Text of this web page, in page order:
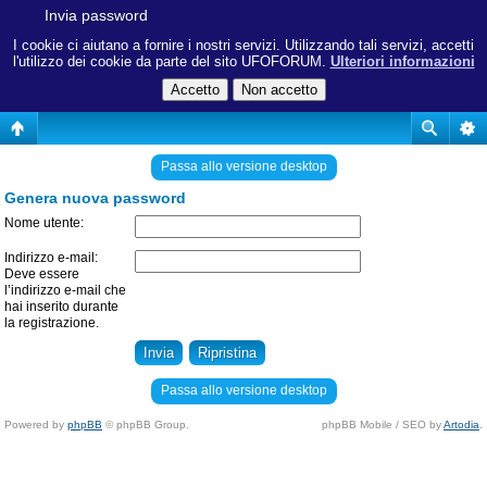
I cookie ci aiutano a fornire i nostri servizi. Utilizzando tali servizi, accetti
l'utilizzo dei cookie da parte del sito UFOFORUM. Ulteriori informazioni
Invia password
Passa allo versione desktop
Genera nuova password
Nome utente:
Indirizzo e-mail:
Deve essere
l’indirizzo e-mail che
hai inserito durante
la registrazione.
Passa allo versione desktop
Powered by phpBB © phpBB Group. phpBB Mobile / SEO byArtodia